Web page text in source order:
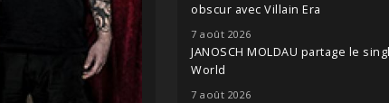
obscur avec Villain Era
7 août 2026
JANOSCH MOLDAU partage le
World
7 août 2026